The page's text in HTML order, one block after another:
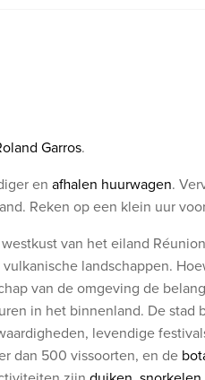
Garros.
en afhalen huurwagen.
Reken op een klein uur
van het eiland
landschappen.
van de omgeving de
in het binnenland. De stad
levendige
dan 500 vissoorten, en de